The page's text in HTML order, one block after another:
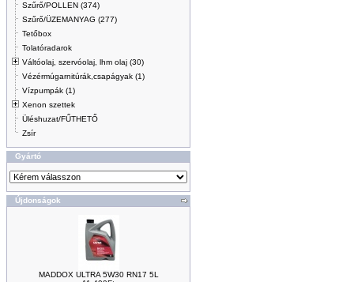
Szűrő/POLLEN (374)
Szűrő/ÜZEMANYAG (277)
Tetőbox
Tolatóradarok
Váltóolaj, szervóolaj, lhm olaj (30)
Vézérmúgarnitúrák,csapágyak (1)
Vízpumpák (1)
Xenon szettek
Üléshuzat/FŰTHETŐ
Zsír
Gyártó
Újdonságok
MADDOX ULTRA 5W30 RN17 5L